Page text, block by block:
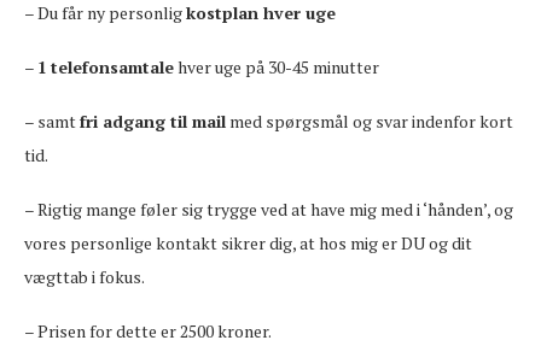
– Du får ny personligkostplan hver uge
– 1 telefonsamtalehver uge på 30-45 minutter
– samtfri adgang til mail med spørgsmål og svar indenfor kort
tid.
– Rigtig mange føler sig trygge ved at have mig med i ‘hånden’, og
vores personlige kontakt sikrer dig, at hos mig er DU og dit
vægttab i fokus.
– Prisen for dette er 2500 kroner.